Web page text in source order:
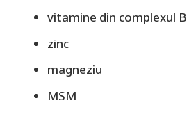
vitamine din complexul B
zinc
magneziu
MSM